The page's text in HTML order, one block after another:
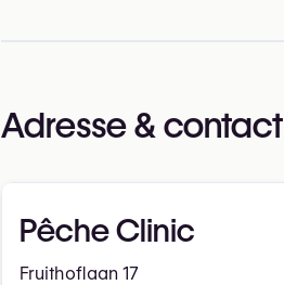
Adresse & contact
Pêche Clinic
Fruithoflaan 17